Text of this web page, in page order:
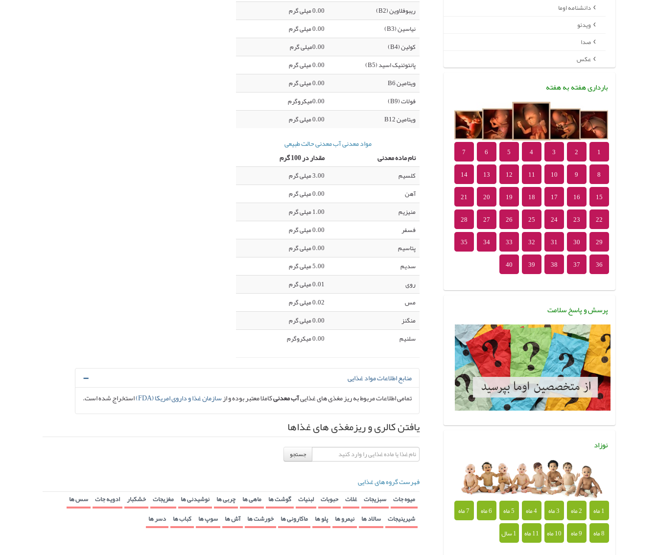
ریبوفلاوین (B2)
0.00 میلی گرم
نیاسین (B3)
0.00 میلی گرم
کولین (B4)
0.00میلی گرم
پانتوتنیک اسید (B5)
0.00 میلی گرم
ویتامین B6
0.00 میلی گرم
فولات (B9)
0.00میکروگرم
ویتامین B12
0.00 میلی گرم
مواد معدنی آب معدنی حالت طبیعی
نام ماده معدنی
مقدار در 100 گرم
کلسیم
3.00 میلی گرم
آهن
0.00 میلی گرم
منیزیم
1.00 میلی گرم
فسفر
0.00 میلی گرم
پتاسیم
0.00 میلی گرم
سدیم
5.00 میلی گرم
روی
0.01 میلی گرم
مس
0.02 میلی گرم
منگنز
0.00 میلی گرم
سلنیم
0.00 میکروگرم
منابع اطلاعات مواد غذایی
تمامی اطلاعات مربوط به ریز مغذی های غذاییآب معدنیکاملا معتبر بوده و ازسازمان غذا و داروی امریکا (FDA) استخراج شده است.
یافتن کالری و ریزمغذی های غذاها
جستجو
فهرست گروه های غذایی
میوه جات سبزیجات غلات حبوبات لبنیات گوشت ها ماهی ها چربی ها نوشیدنی ها مغزیجات خشکبار ادویه جات سس ها
شیرینیجات سالاد ها نیمرو ها پلو ها ماکارونی ها خورشت ها آش ها سوپ ها کباب ها دسر ها
دانشنامه اوما
ویدئو
صدا
عکس
بارداری هفته به هفته
1
2
3
4
5
6
7
8
9
10
11
12
13
14
15
16
17
18
19
20
21
22
23
24
25
26
27
28
29
30
31
32
33
34
35
36
37
38
39
40
پرسش و پاسخ سلامت
نوزاد
1 ماه 2 ماه 3 ماه 4 ماه 5 ماه 6 ماه
7 ماه
8 ماه
9 ماه 10 ماه 11 ماه 1 سال